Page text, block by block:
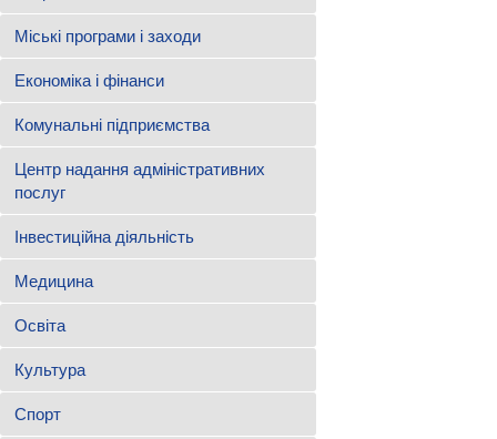
Міські програми і заходи
Економіка і фінанси
Комунальні підприємства
Центр надання адміністративних
послуг
Інвестиційна діяльність
Медицина
Освіта
Культура
Спорт